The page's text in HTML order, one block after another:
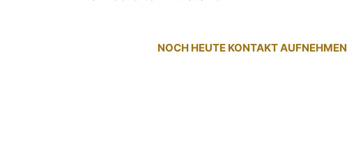
NOCH HEUTE KONTAKT AUFNEHMEN